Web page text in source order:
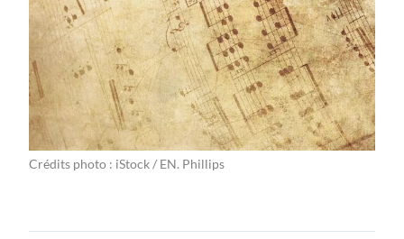
Crédits photo : iStock / EN. Phillips